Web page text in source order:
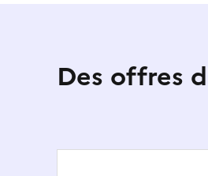
Des offres